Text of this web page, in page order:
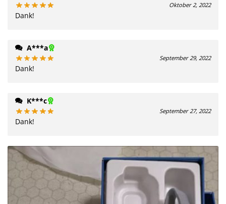
Oktober 2, 2022
Dank!
A***a
September 29, 2022
Dank!
K***c
September 27, 2022
Dank!